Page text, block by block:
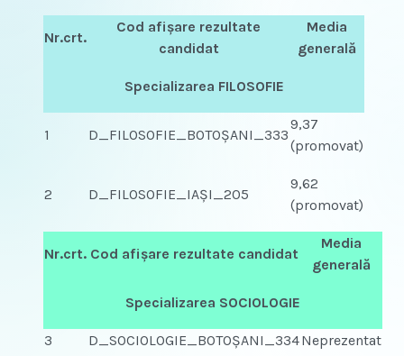
Nr.crt.
Cod afişare rezultate
candidat
Media
generală
Specializarea FILOSOFIE
1 D_FILOSOFIE_BOTOŞANI_333
9,37
(promovat)
2 D_FILOSOFIE_IAŞI_205
9,62
(promovat)
Nr.crt. Cod afişare rezultate candidat
Media
generală
Specializarea SOCIOLOGIE
3 D_SOCIOLOGIE_BOTOŞANI_334Neprezentat